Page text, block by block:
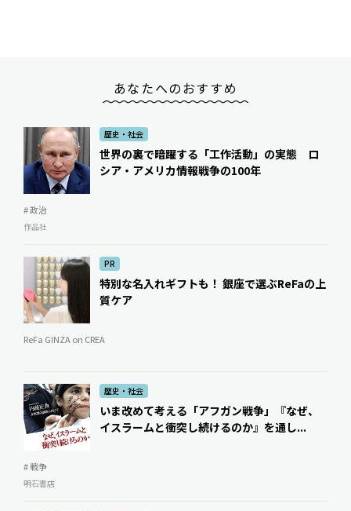
あなたへのおすすめ
歴史・社会
世界の裏で暗躍する「工作活動」の実態 ロ
シア・アメリカ情報戦争の100年
# 政治
作品社
PR
特別な名入れギフトも！ 銀座で選ぶReFaの上
質ケア
ReFa GINZA on CREA
歴史・社会
いま改めて考える「アフガン戦争」――『なぜ、
イスラームと衝突し続けるのか』を通し...
# 戦争
明石書店